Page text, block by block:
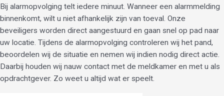
Bij alarmopvolging telt iedere minuut. Wanneer een alarmmelding
binnenkomt, wilt u niet afhankelijk zijn van toeval. Onze
beveiligers worden direct aangestuurd en gaan snel op pad naar
uw locatie. Tijdens de alarmopvolging controleren wij het pand,
beoordelen wij de situatie en nemen wij indien nodig direct actie.
Daarbij houden wij nauw contact met de meldkamer en met u als
opdrachtgever. Zo weet u altijd wat er speelt.